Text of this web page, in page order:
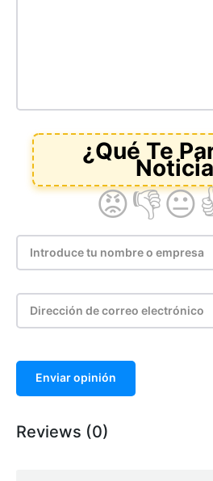
Enviar opinión
Reviews (0)